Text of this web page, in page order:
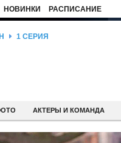
НОВИНКИ РАСПИСАНИЕ
1 СЕРИЯ
АКТЕРЫ И КОМАНДА